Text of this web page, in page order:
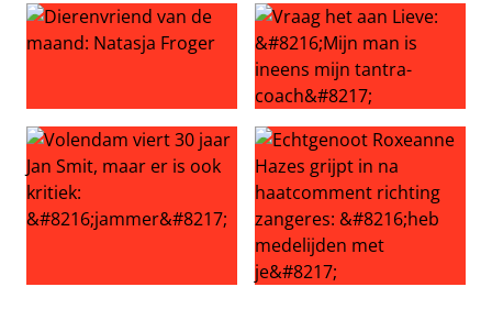
Dierenvriend van de maand: Natasja Froger
Vraag het aan Lieve: ‘Mijn